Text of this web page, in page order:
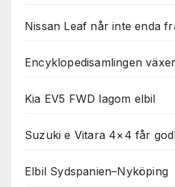
Nissan Leaf når inte enda
Encyklopedisamlingen
Kia EV5 FWD lagom elbil
Suzuki e Vitara 4×4 får
Elbil Sydspanien–Nyköping